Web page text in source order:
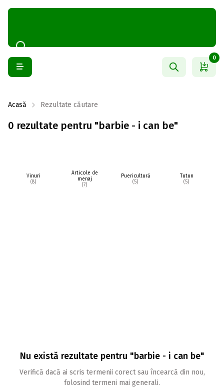
0
Acasă Rezultate căutare
0 rezultate pentru "barbie - i can be"
Vinuri
(8)
Articole de
menaj
(7)
Puericultură
(5)
Tutun
(5)
Nu există rezultate pentru "barbie - i can be"
Verifică dacă ai scris termenii corect sau încearcă din nou,
folosind termeni mai generali.